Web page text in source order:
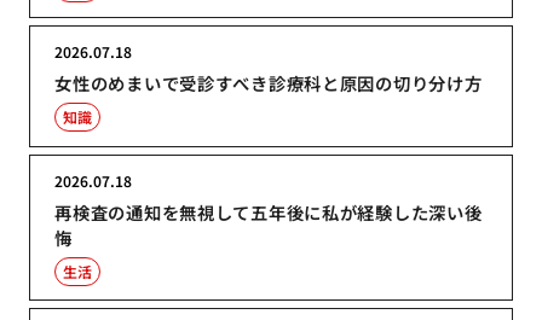
女性のめまいで受診すべき診療科と原因の切り分け方
2026.07.18
知識
再検査の通知を無視して五年後に私が経験した深い後
悔
2026.07.18
生活